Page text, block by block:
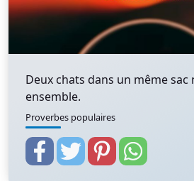
Deux chats dans un même sac
ensemble.
Proverbes populaires